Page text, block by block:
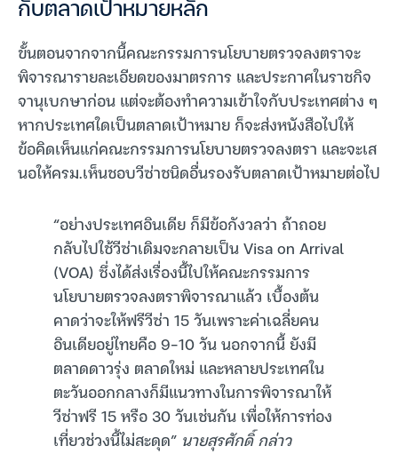
กับตลาดเป้าหมายหลัก
ขั้นตอนจากจากนี้คณะกรรมการนโยบายตรวจลงตราจะ
พิจารณารายละเอียดของมาตรการ และประกาศในราชกิจ
จานุเบกษาก่อน แต่จะต้องทำความเข้าใจกับประเทศต่าง ๆ
หากประเทศใดเป็นตลาดเป้าหมาย ก็จะส่งหนังสือไปให้
ข้อคิดเห็นแก่คณะกรรมการนโยบายตรวจลงตรา และจะเส
นอให้ครม.เห็นชอบวีซ่าชนิดอื่นรองรับตลาดเป้าหมายต่อไป
“อย่างประเทศอินเดีย ก็มีข้อกังวลว่า ถ้าถอย
กลับไปใช้วีซ่าเดิมจะกลายเป็น Visa on Arrival
(VOA) ซึ่งได้ส่งเรื่องนี้ไปให้คณะกรรมการ
นโยบายตรวจลงตราพิจารณาแล้ว เบื้องต้น
คาดว่าจะให้ฟรีวีซ่า 15 วันเพราะค่าเฉลี่ยคน
อินเดียอยู่ไทยคือ 9-10 วัน นอกจากนี้ ยังมี
ตลาดดาวรุ่ง ตลาดใหม่ และหลายประเทศใน
ตะวันออกกลางก็มีแนวทางในการพิจารณาให้
วีซ่าฟรี 15 หรือ 30 วันเช่นกัน เพื่อให้การท่อง
เที่ยวช่วงนี้ไม่สะดุด” นายสุรศักดิ์ กล่าว